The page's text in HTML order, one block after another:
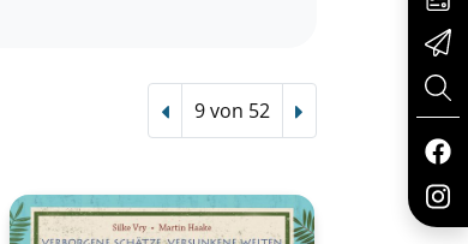
Vorheriger Treffer
9 von 52 Nächster Treffer